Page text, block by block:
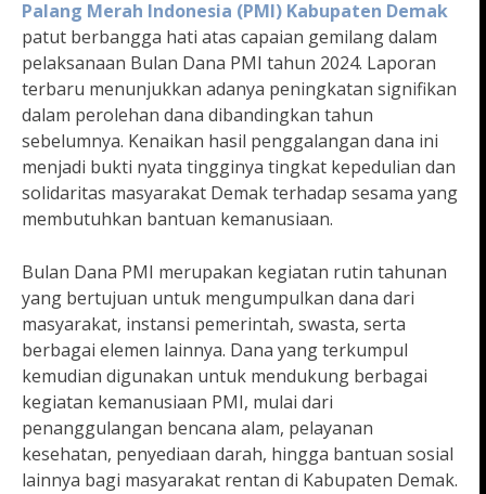
Palang Merah Indonesia (PMI) Kabupaten Demak
patut berbangga hati atas capaian gemilang dalam
pelaksanaan Bulan Dana PMI tahun 2024. Laporan
terbaru menunjukkan adanya peningkatan signifikan
dalam perolehan dana dibandingkan tahun
sebelumnya. Kenaikan hasil penggalangan dana ini
menjadi bukti nyata tingginya tingkat kepedulian dan
solidaritas masyarakat Demak terhadap sesama yang
membutuhkan bantuan kemanusiaan.
Bulan Dana PMI merupakan kegiatan rutin tahunan
yang bertujuan untuk mengumpulkan dana dari
masyarakat, instansi pemerintah, swasta, serta
berbagai elemen lainnya. Dana yang terkumpul
kemudian digunakan untuk mendukung berbagai
kegiatan kemanusiaan PMI, mulai dari
penanggulangan bencana alam, pelayanan
kesehatan, penyediaan darah, hingga bantuan sosial
lainnya bagi masyarakat rentan di Kabupaten Demak.